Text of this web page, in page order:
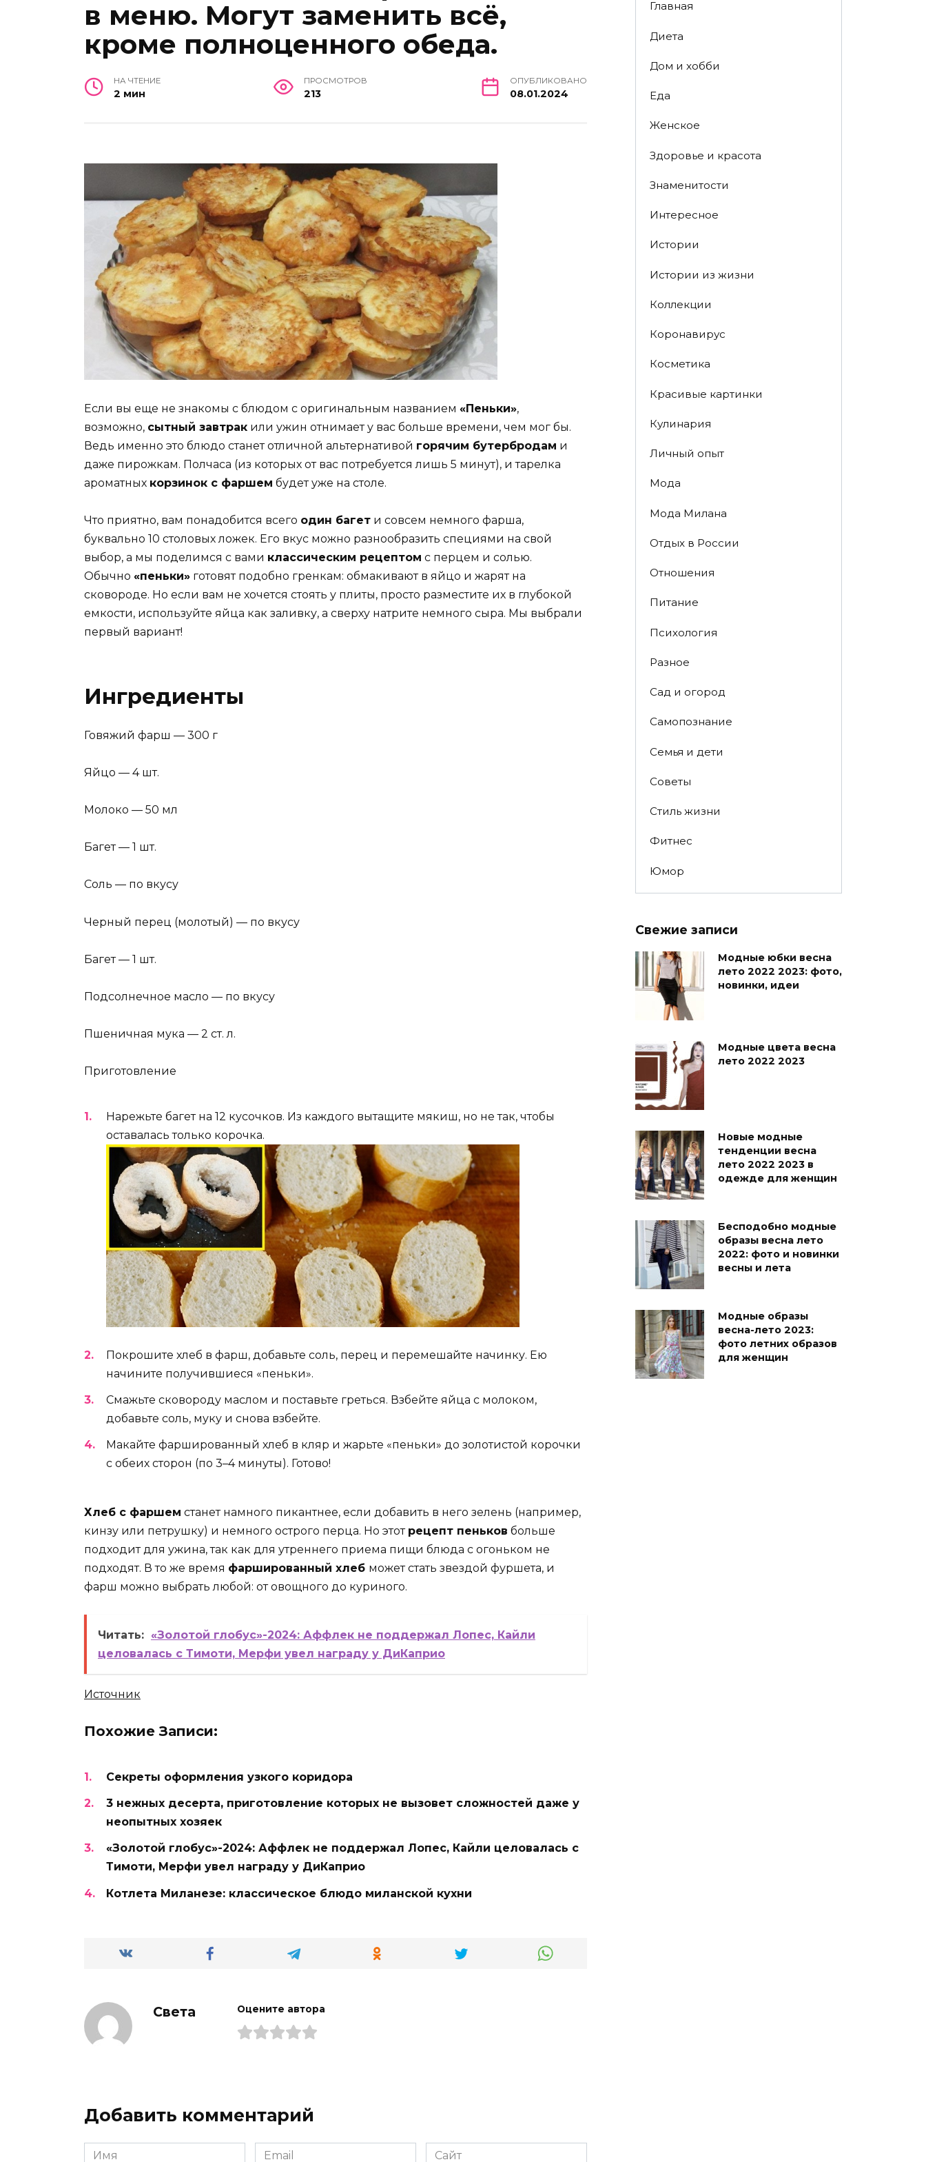
в меню. Могут заменить всё,
кроме полноценного обеда.
НА ЧТЕНИЕ
2 мин
ПРОСМОТРОВ
213
ОПУБЛИКОВАНО
08.01.2024
Если вы еще не знакомы с блюдом с оригинальным названием «Пеньки»,
возможно, сытный завтрак или ужин отнимает у вас больше времени, чем мог бы.
Ведь именно это блюдо станет отличной альтернативой горячим бутербродам и
даже пирожкам. Полчаса (из которых от вас потребуется лишь 5 минут), и тарелка
ароматных корзинок с фаршем будет уже на столе.
Что приятно, вам понадобится всего один багет и совсем немного фарша,
буквально 10 столовых ложек. Его вкус можно разнообразить специями на свой
выбор, а мы поделимся с вами классическим рецептом с перцем и солью.
Обычно «пеньки» готовят подобно гренкам: обмакивают в яйцо и жарят на
сковороде. Но если вам не хочется стоять у плиты, просто разместите их в глубокой
емкости, используйте яйца как заливку, а сверху натрите немного сыра. Мы выбрали
первый вариант!
Ингредиенты
Говяжий фарш — 300 г
Яйцо — 4 шт.
Молоко — 50 мл
Багет — 1 шт.
Соль — по вкусу
Черный перец (молотый) — по вкусу
Багет — 1 шт.
Подсолнечное масло — по вкусу
Пшеничная мука — 2 ст. л.
Приготовление
Нарежьте багет на 12 кусочков. Из каждого вытащите мякиш, но не так, чтобы
оставалась только корочка.
Покрошите хлеб в фарш, добавьте соль, перец и перемешайте начинку. Ею
начините получившиеся «пеньки».
Смажьте сковороду маслом и поставьте греться. Взбейте яйца с молоком,
добавьте соль, муку и снова взбейте.
Макайте фаршированный хлеб в кляр и жарьте «пеньки» до золотистой корочки
с обеих сторон (по 3–4 минуты). Готово!
Хлеб с фаршем станет намного пикантнее, если добавить в него зелень (например,
кинзу или петрушку) и немного острого перца. Но этот рецепт пеньков больше
подходит для ужина, так как для утреннего приема пищи блюда с огоньком не
подходят. В то же время фаршированный хлеб может стать звездой фуршета, и
фарш можно выбрать любой: от овощного до куриного.
Читать: «Золотой глобус»-2024: Аффлек не поддержал Лопес, Кайли
целовалась с Тимоти, Мерфи увел награду у ДиКаприо
Источник
Похожие Записи:
Секреты оформления узкого коридора
3 нежных десерта, приготовление которых не вызовет сложностей даже у
неопытных хозяек
«Золотой глобус»-2024: Аффлек не поддержал Лопес, Кайли целовалась с
Тимоти, Мерфи увел награду у ДиКаприо
Котлета Миланезе: классическое блюдо миланской кухни
Света Оцените автора
Добавить комментарий
Имя
Email
Сайт
Главная
Диета
Дом и хобби
Еда
Женское
Здоровье и красота
Знаменитости
Интересное
Истории
Истории из жизни
Коллекции
Коронавирус
Косметика
Красивые картинки
Кулинария
Личный опыт
Мода
Мода Милана
Отдых в России
Отношения
Питание
Психология
Разное
Сад и огород
Самопознание
Семья и дети
Советы
Стиль жизни
Фитнес
Юмор
Свежие записи
Модные юбки весна
лето 2022 2023: фото,
новинки, идеи
Модные цвета весна
лето 2022 2023
Новые модные
тенденции весна
лето 2022 2023 в
одежде для женщин
Бесподобно модные
образы весна лето
2022: фото и новинки
весны и лета
Модные образы
весна-лето 2023:
фото летних образов
для женщин